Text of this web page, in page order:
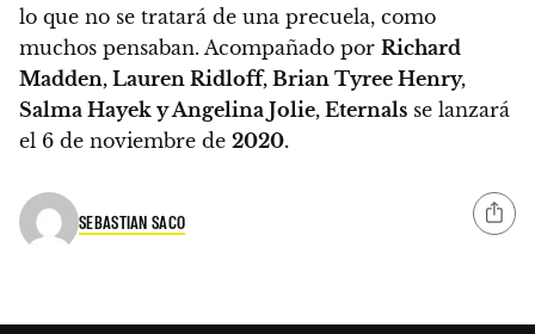
lo que no se tratará de una precuela, como
muchos pensaban. Acompañado por Richard
Madden, Lauren Ridloff, Brian Tyree Henry,
Salma Hayek y Angelina Jolie, Eternals se lanzará
el 6 de noviembre de 2020.
SEBASTIAN SACO